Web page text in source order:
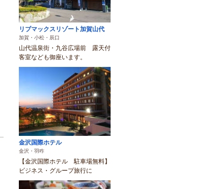
リブマックスリゾート加賀山代
加賀・小松・辰口
山代温泉街・九谷広場前 露天付
客室なども御座います。
金沢国際ホテル
金沢・羽咋
【金沢国際ホテル 駐車場無料】
ビジネス・グループ旅行に